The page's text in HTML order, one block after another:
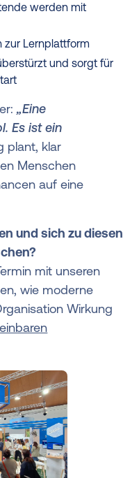
werden mit
zur Lernplattform
und sorgt für
„Eine
Es ist ein
plant, klar
Menschen
auf eine
und sich zu diesen
mit unseren
wie moderne
Wirkung